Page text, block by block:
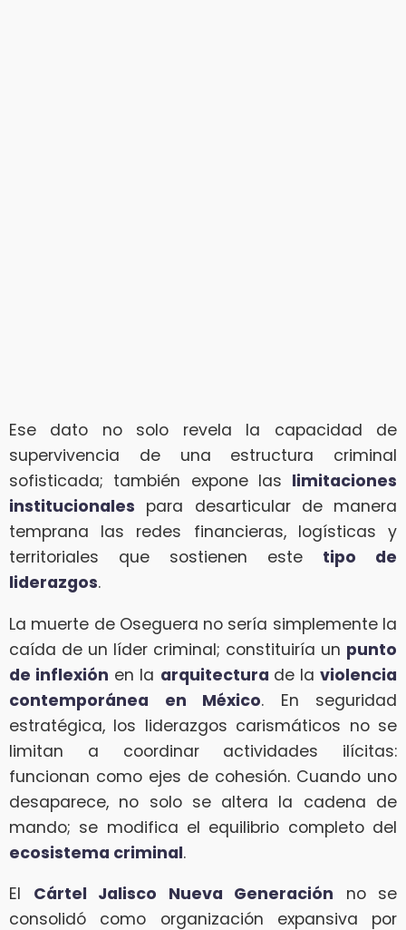
Ese dato no solo revela la capacidad de
supervivencia de una estructura criminal
sofisticada; también expone las limitaciones
institucionales para desarticular de manera
temprana las redes financieras, logísticas y
territoriales que sostienen este tipo de
liderazgos.
La muerte de Oseguera no sería simplemente la
caída de un líder criminal; constituiría un punto
de inflexión en la arquitectura de laviolencia
contemporánea en México. En seguridad
estratégica, los liderazgos carismáticos no se
limitan a coordinar actividades ilícitas:
funcionan como ejes de cohesión. Cuando uno
desaparece, no solo se altera la cadena de
mando; se modifica el equilibrio completo del
ecosistema criminal.
El Cártel Jalisco Nueva Generación no se
consolidó como organización expansiva por